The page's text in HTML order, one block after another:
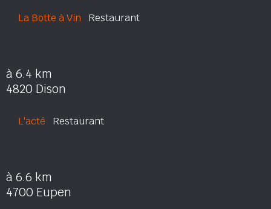
La Botte à Vin Restaurant
à 6.4 km
4820 Dison
L'acté Restaurant
à 6.6 km
4700 Eupen